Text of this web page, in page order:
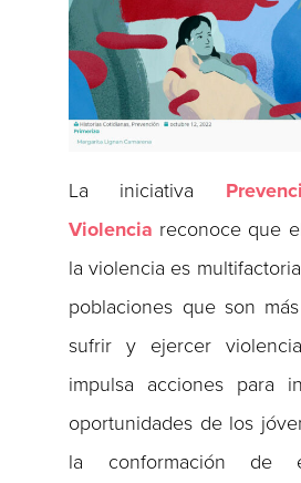
La iniciativa
Violencia reconoce que
la violencia es
poblaciones que son
sufrir y ejercer
impulsa acciones para
oportunidades de los
la conformación de